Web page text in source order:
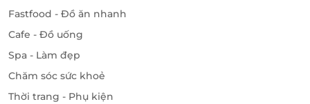
Fastfood - Đồ ăn nhanh
Cafe - Đồ uống
Spa - Làm đẹp
Chăm sóc sức khoẻ
Thời trang - Phụ kiện